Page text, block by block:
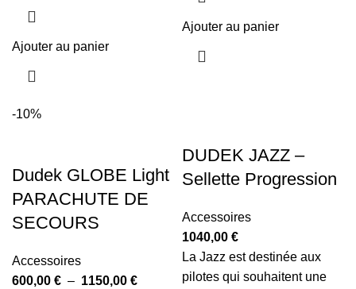
Ajouter au panier
Ajouter au panier
-10%
Dudek GLOBE Light
PARACHUTE DE
SECOURS
Accessoires
600,00 € – 1150,00 €
DUDEK JAZZ –
Sellette Progression
Accessoires
1040,00 €
La Jazz est destinée aux
pilotes qui souhaitent une